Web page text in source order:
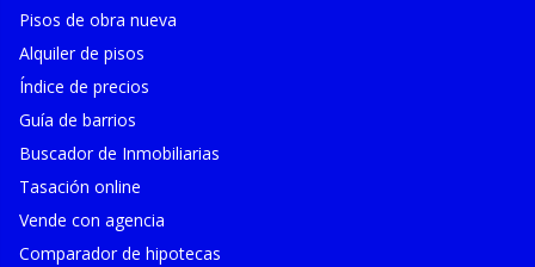
Pisos de obra nueva
Alquiler de pisos
Índice de precios
Guía de barrios
Buscador de Inmobiliarias
Tasación online
Vende con agencia
Comparador de hipotecas